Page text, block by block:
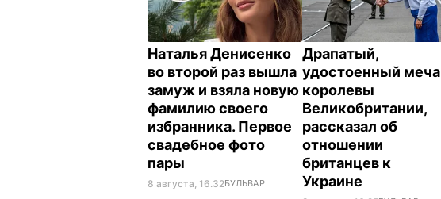
Наталья Денисенко
во второй раз вышла
замуж и взяла новую
фамилию своего
избранника. Первое
свадебное фото
пары
8 августа, 16.32БУЛЬВАР
Драпатый,
удостоенный меча
королевы
Великобритании,
рассказал об
отношении
британцев к
Украине